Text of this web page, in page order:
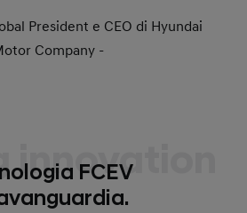
President e CEO di Hyundai
Company -
innovation
FCEV